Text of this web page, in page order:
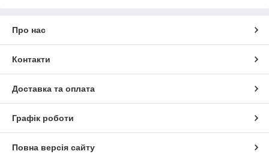
Про нас
Контакти
Доставка та оплата
Графік роботи
Повна версія сайту